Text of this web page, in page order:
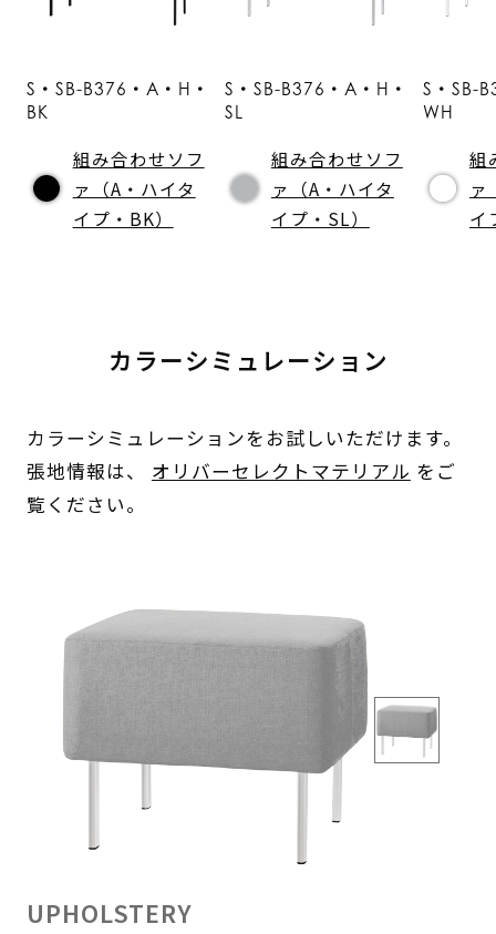
S・SB-B376・A・H・
BK
組み合わせソフ
ァ（A・ハイタ
イプ・BK）
S・SB-B376・A・H・
SL
組み合わせソフ
ァ（A・ハイタ
イプ・SL）
S・SB-
WH
組
ァ
イ
カラーシミュレーション
カラーシミュレーションをお試しいただけます。
張地情報は、 オリバーセレクトマテリアル をご
覧ください。
UPHOLSTERY